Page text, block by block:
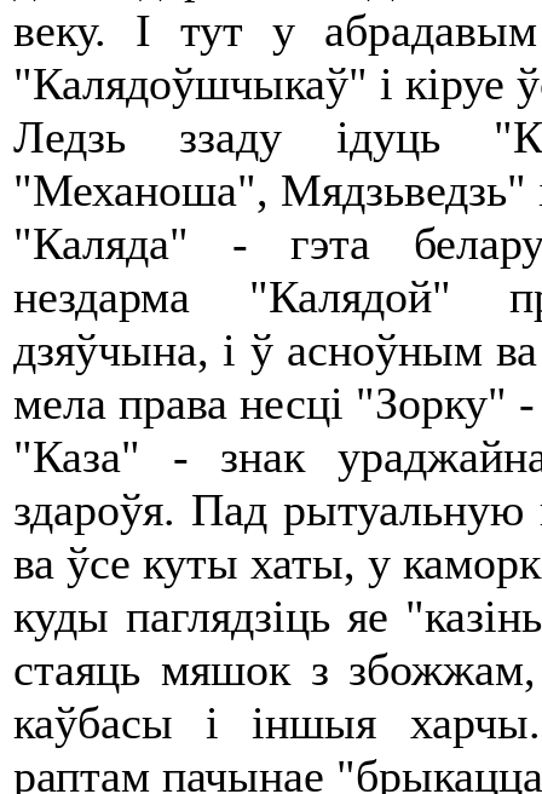
веку. І тут у
"Калядоўшчыкаў" і кіруе
Ледзь ззаду ідуць
"Механоша", Мядзьведзь"
"Каляда" - гэта
нездарма "Калядой"
дзяўчына, і ў асноўным ва
мела права несці "Зорку"
"Каза" - знак
здароўя. Пад рытуальную
ва ўсе куты хаты, у
куды паглядзіць яе
стаяць мяшок з
каўбасы і іншыя
раптам пачынае